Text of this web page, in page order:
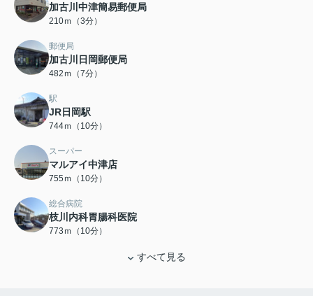
加古川中津簡易郵便局
210ｍ（3分）
郵便局
加古川日岡郵便局
482ｍ（7分）
駅
JR日岡駅
744ｍ（10分）
スーパー
マルアイ中津店
755ｍ（10分）
総合病院
枝川内科胃腸科医院
773ｍ（10分）
すべて見る